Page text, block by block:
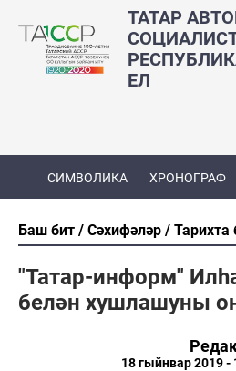
ТАТАР
ЕЛ
СИМВОЛИКА ХРОНОГРАФ
Баш бит Сәхифәләр Тарихта
"Татар-информ"
белән хушлашуны
18 гыйнвар 2019 -